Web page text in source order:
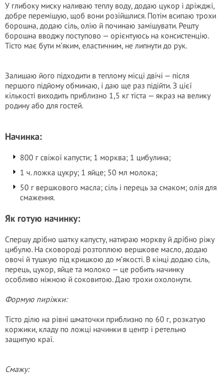
У глибоку миску наливаю теплу воду, додаю цукор і дріжджі,
добре перемішую, щоб вони розійшлися. Потім всипаю трохи
борошна, додаю сіль, олію й починаю замішувати. Решту
борошна вводжу поступово — орієнтуюсь на консистенцію.
Тісто має бути м’яким, еластичним, не липнути до рук.
Залишаю його підходити в теплому місці двічі — після
першого підйому обминаю, і даю ще раз підійти. З цієї
кількості виходить приблизно 1,5 кг тіста — якраз на велику
родину або для гостей.
Начинка:
800 г свіжої капусти; 1 морква; 1 цибулина;
1 ч. ложка цукру; 1 яйце; 50 мл молока;
50 г вершкового масла; сіль і перець за смаком; олія для
смаження.
Як готую начинку:
Спершу дрібно шатку капусту, натираю моркву й дрібно ріжу
цибулю. На сковороді розтоплюю вершкове масло, додаю
овочі й тушкую під кришкою до м’якості. В кінці додаю сіль,
перець, цукор, яйце та молоко — це робить начинку
особливо ніжною й соковитою. Даю трохи охолонути.
Формую пиріжки:
Тісто ділю на рівні шматочки приблизно по 60 г, розкатую
коржики, кладу по ложці начинки в центр і ретельно
защипую краї.
Смажу: